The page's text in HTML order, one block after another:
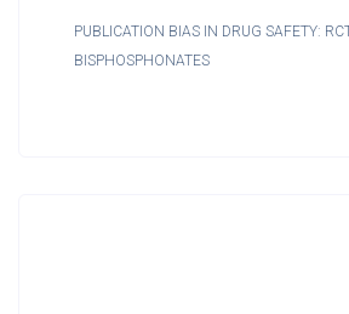
PUBLICATION BIAS IN DRUG SAFETY:
BISPHOSPHONATES